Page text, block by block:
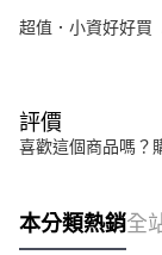
超值．小資好好買
評價
喜歡這個商品嗎？
本分類熱銷全